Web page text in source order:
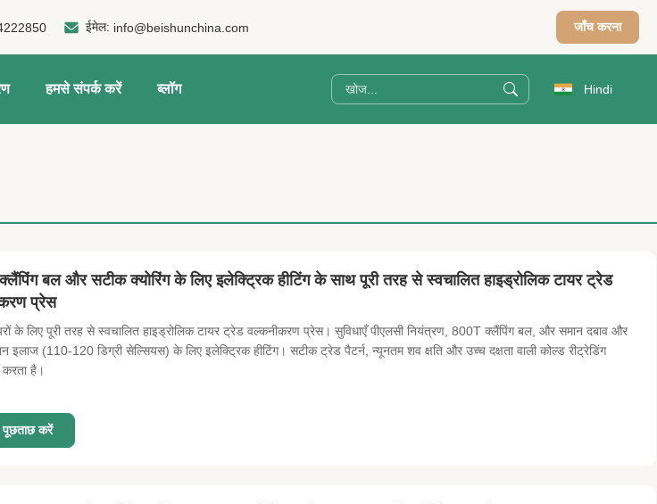
ईमेल: info@beishunchina.com जाँच करना
हमसे संपर्क करें ब्लॉग Hindi
बल और सटीक क्योरिंग के लिए इलेक्ट्रिक हीटिंग के साथ पूरी तरह से स्वचालित हाइड्रोलिक टायर ट्रेड
प्रेस
के लिए पूरी तरह से स्वचालित हाइड्रोलिक टायर ट्रेड वल्कनीकरण प्रेस। सुविधाएँ पीएलसी नियंत्रण, 800T क्लैंपिंग बल, और समान दबाव और
इलाज (110-120 डिग्री सेल्सियस) के लिए इलेक्ट्रिक हीटिंग। सटीक ट्रेड पैटर्न, न्यूनतम शव क्षति और उच्च दक्षता वाली कोल्ड रीट्रेडिंग
करता है।
पूछताछ करें